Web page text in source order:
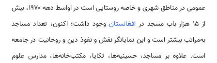
عمومی در مناطق شهری و خاصه روستایی است در اواسط دهه ۱۹۷۰، بیش
از ۱۵ هزار باب مسجد در
افغانستانوجود داشت؛ اکنون، تعداد مساجد
به‌مراتب بیشتر است و این نمایانگر نقش و نفوذ دین و روحانیت در جامعه
است. علاوه بر مساجد، حسینیه‌ها، تکایا، مکتب‌خانه‌ها، مدارس علوم